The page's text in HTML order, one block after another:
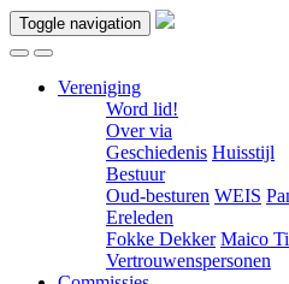
Toggle navigation
Vereniging
Word lid!
Over via
Geschiedenis Huisstijl
Bestuur
Oud-besturen WEIS
Ereleden
Fokke Dekker Maico
Vertrouwenspersonen